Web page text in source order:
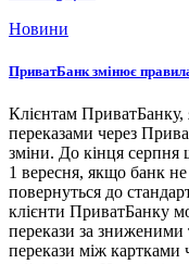
Новини
ПриватБанк змінює
Клієнтам ПриватБанку,
переказами через
зміни. До кінця серпня
1 вересня, якщо банк
повернуться до
клієнти ПриватБанку
перекази за
перекази між картками